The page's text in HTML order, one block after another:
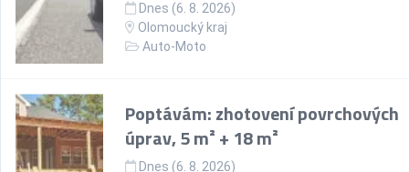
Dnes (6. 8. 2026)
Olomoucký kraj
Auto-Moto
Poptávám: zhotovení povrchových
úprav, 5 m² + 18 m²
Dnes (6. 8. 2026)